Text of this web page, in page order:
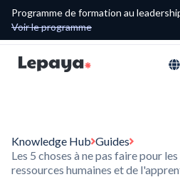
Programme de formation au
Voir le programme
Knowledge Hub Guides
Les 5 choses à ne pas faire pour
ressources humaines et de